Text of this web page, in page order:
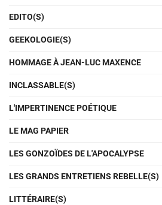
EDITO(S)
GEEKOLOGIE(S)
HOMMAGE À JEAN-LUC MAXENCE
INCLASSABLE(S)
L'IMPERTINENCE POÉTIQUE
LE MAG PAPIER
LES GONZOÏDES DE L'APOCALYPSE
LES GRANDS ENTRETIENS REBELLE(S)
LITTÉRAIRE(S)